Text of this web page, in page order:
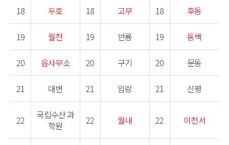
18 두호 18 고무 18 후동
19 월전 19 반룡 19 동백
20 읍사무소 20 구기 20 문동
21 대변 21 임랑 21 신평
22
국립수산 과
학원
22 월내 22 이천서